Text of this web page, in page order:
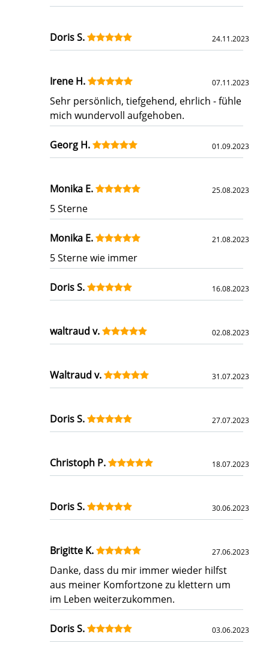
Doris S. 24.11.2023
Irene H. 07.11.2023
Sehr persönlich, tiefgehend, ehrlich - fühle
mich wundervoll aufgehoben.
Georg H. 01.09.2023
Monika E. 25.08.2023
5 Sterne
Monika E. 21.08.2023
5 Sterne wie immer
Doris S. 16.08.2023
waltraud v. 02.08.2023
Waltraud v. 31.07.2023
Doris S. 27.07.2023
Christoph P. 18.07.2023
Doris S. 30.06.2023
Brigitte K. 27.06.2023
Danke, dass du mir immer wieder hilfst
aus meiner Komfortzone zu klettern um
im Leben weiterzukommen.
Doris S. 03.06.2023